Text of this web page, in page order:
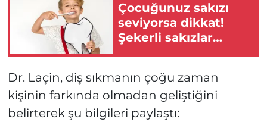
Çocuğunuz sakızı
seviyorsa dikkat!
Şekerli sakızlar
Dr. Laçin, diş sıkmanın çoğu zaman
kişinin farkında olmadan geliştiğini
belirterek şu bilgileri paylaştı: